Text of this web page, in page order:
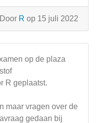
Door R op 15 juli 2022
op de plaza
R geplaatst.
maar vragen over de
gedaan bij